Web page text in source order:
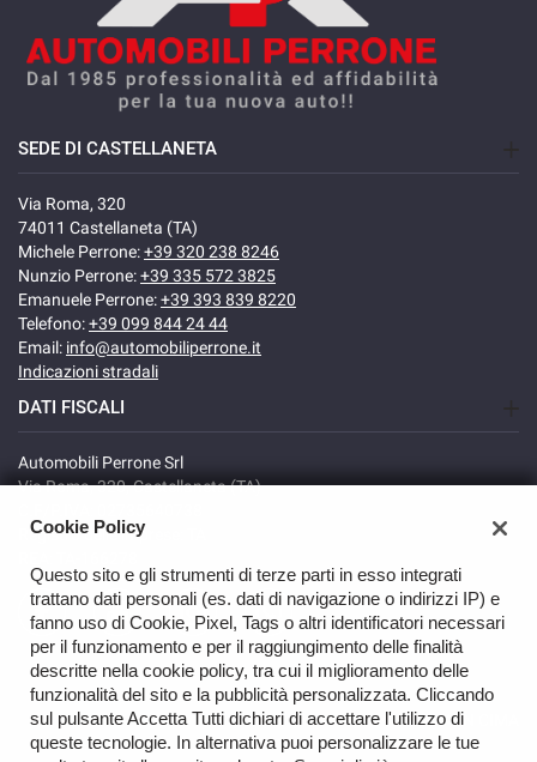
SEDE DI CASTELLANETA
Via Roma, 320
74011 Castellaneta (TA)
Michele Perrone:+39 320 238 8246
Nunzio Perrone:+39 335 572 3825
Emanuele Perrone:+39 393 839 8220
Telefono:+39 099 844 24 44
Email: info@automobiliperrone.it
Indicazioni stradali
DATI FISCALI
Automobili Perrone Srl
Via Roma, 320, Castellaneta (TA)
Registro delle imprese: TA
TORNA IN CIMA
Cookie Policy
Questo sito e gli strumenti di terze parti in esso integrati
trattano dati personali (es. dati di navigazione o indirizzi IP) e
fanno uso di Cookie, Pixel, Tags o altri identificatori necessari
per il funzionamento e per il raggiungimento delle finalità
descritte nella cookie policy, tra cui il miglioramento delle
funzionalità del sito e la pubblicità personalizzata. Cliccando
sul pulsante Accetta Tutti dichiari di accettare l'utilizzo di
queste tecnologie. In alternativa puoi personalizzare le tue